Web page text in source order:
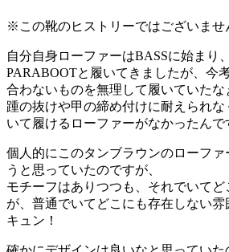
※この靴のヒストリーではございませ
自分自身ローファーはBASSに始まり
PARABOOTと履いてきましたが、今
合わないものを無理して履いていたな
踵の抜けや甲の締め付けに耐えられ
いて履けるローファーがなかったんで
個人的にこのタンブラウンのローファ
うと思っていたのですが、
モチーフはありつつも、それでいて
が、普通でいてどこにも存在しない
キュン！